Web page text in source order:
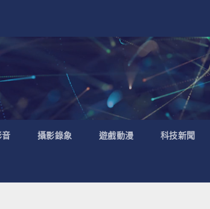
攝影錄象 遊戲動漫 科技新聞